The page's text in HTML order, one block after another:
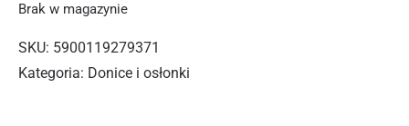
Brak w magazynie
SKU: 5900119279371
Kategoria: Donice i osłonki